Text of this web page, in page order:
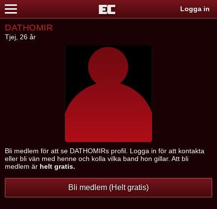
Logga in
DATHOMIR
Tjej, 26 år
Bli medlem för att se DATHOMIRs profil. Logga in för att kontakta
eller bli vän med henne och kolla vilka band hon gillar. Att bli
medlem är helt gratis.
Bli medlem (Helt gratis)